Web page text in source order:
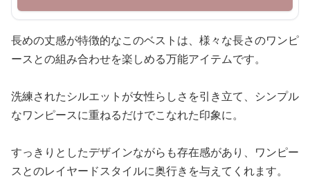
長めの丈感が特徴的なこのベストは、様々な長さのワンピ
ースとの組み合わせを楽しめる万能アイテムです。
洗練されたシルエットが女性らしさを引き立て、シンプル
なワンピースに重ねるだけでこなれた印象に。
すっきりとしたデザインながらも存在感があり、ワンピー
スとのレイヤードスタイルに奥行きを与えてくれます。